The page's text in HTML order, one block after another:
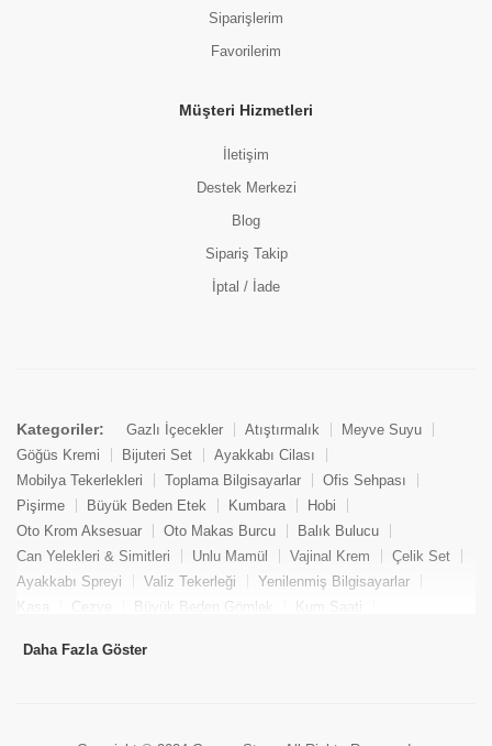
Siparişlerim
Favorilerim
Müşteri Hizmetleri
İletişim
Destek Merkezi
Blog
Sipariş Takip
İptal / İade
Kategoriler: Gazlı İçecekler Atıştırmalık
Meyve Suyu
Göğüs Kremi
Bijuteri Set
Ayakkabı Cilası
Mobilya Tekerlekleri
Toplama Bilgisayarlar
Ofis Sehpası
Pişirme
Büyük Beden Etek Kumbara
Hobi
Oto Krom Aksesuar
Oto Makas Burcu
Balık Bulucu
Can Yelekleri & Simitleri
Unlu Mamül Vajinal Krem
Çelik Set
Ayakkabı Spreyi
Valiz Tekerleği
Yenilenmiş Bilgisayarlar
Kasa
Cezve Büyük Beden Gömlek
Kum Saati
Tekne Bağlama & Demirleme
Daha Fazla Göster